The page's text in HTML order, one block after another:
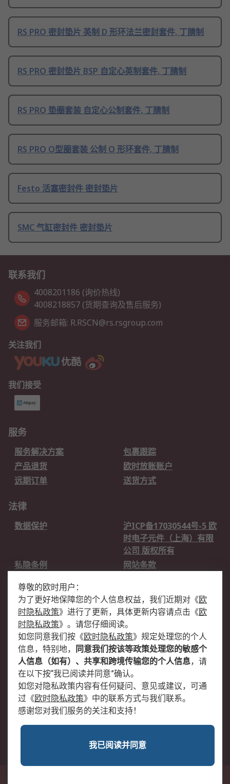
RS PRO 密封垫片 英制 D 形环法兰密封套件, 丁腈制
RS PRO 密封垫片 BSP 自定心英制套件, 丁腈制
RS PRO 垫圈套装 自定心公制套件, 丁腈制
RS PRO O型圈套装 公制 O 形环套件, 丁腈制
Festo 活塞密封件 密封垫片
SMC 气缸密封件 密封垫片
联系我们
4008201186 (询价热线)
4008218857 (货期查询及售后服务)
服务邮箱: R.RSCN@rs.rsgroup.com
关注我们
我们接受
服务
服务解决方案
包裹跟踪
产品退货
欧时放账账户
远期订单
送货方式
法律
数据保护
沪ICP备17030544号-5 欧
时电子元件（上海）有限
公司 版权所有
私隐条例
网站条款
关于欧时
欧时销售条款
账户和付款
企业集团
全球办事处
关于我们
新闻中心
加入我们
沪公网安备 31011502009054号
尊敬的欧时用户：
为了更好地保障您的个人信息权益，我们近期对 《欧
时隐私政策》 进行了更新，具体更新内容请点击 《欧
时隐私政策》 。请您仔细阅读。
如您同意我们按 《欧时隐私政策》 规定处理您的个人
信息，特别地，
同意我们按该等政策处理您的敏感个
人信息（如有）、共享和跨境传输您的个人信息，请
在以下按“我已阅读并同意”确认。
如您对隐私政策内容有任何疑问、意见或建议，可通
过 《欧时隐私政策》 中的联系方式与我们联系。
感谢您对我们服务的关注和支持！
我已阅读并同意